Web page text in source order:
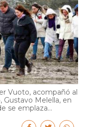
Vuoto, acompañó al
Gustavo Melella, en
se emplaza...